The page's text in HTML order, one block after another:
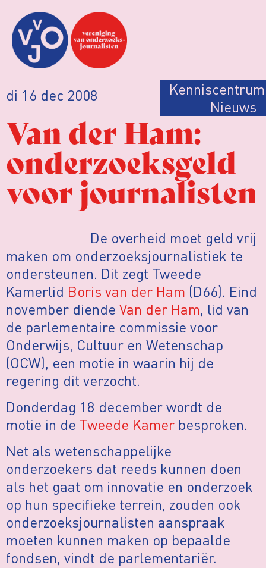
di 16 dec 2008 Kenniscentrum
Nieuws
Van der Ham:
onderzoeksgeld
voor journalisten
De overheid moet geld vrij
maken om onderzoeksjournalistiek te
ondersteunen. Dit zegt Tweede
Kamerlid Boris van der Ham (D66). Eind
november diende Van der Ham, lid van
de parlementaire commissie voor
Onderwijs, Cultuur en Wetenschap
(OCW), een motie in waarin hij de
regering dit verzocht.
Donderdag 18 december wordt de
motie in de Tweede Kamer besproken.
Net als wetenschappelijke
onderzoekers dat reeds kunnen doen
als het gaat om innovatie en onderzoek
op hun specifieke terrein, zouden ook
onderzoeksjournalisten aanspraak
moeten kunnen maken op bepaalde
fondsen, vindt de parlementariër.